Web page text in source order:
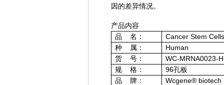
因的差异情况。
产品内容
品 名：
Cancer Stem
种 属：
Human
货 号：
WC-MRNA0023-H
规 格：
96孔板
品 牌：
Wcgene® biotech